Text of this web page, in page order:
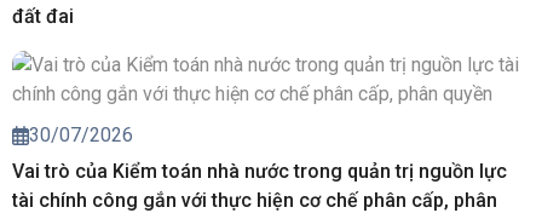
đất đai
30/07/2026
Vai trò của Kiểm toán nhà nước trong quản trị nguồn lực
tài chính công gắn với thực hiện cơ chế phân cấp, phân